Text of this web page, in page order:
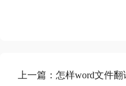
上一篇： 怎样word文件